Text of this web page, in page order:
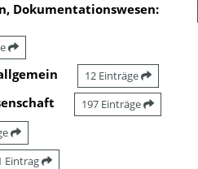
Dokumentationswesen:
12 Einträge
197 Einträge
Eintrag